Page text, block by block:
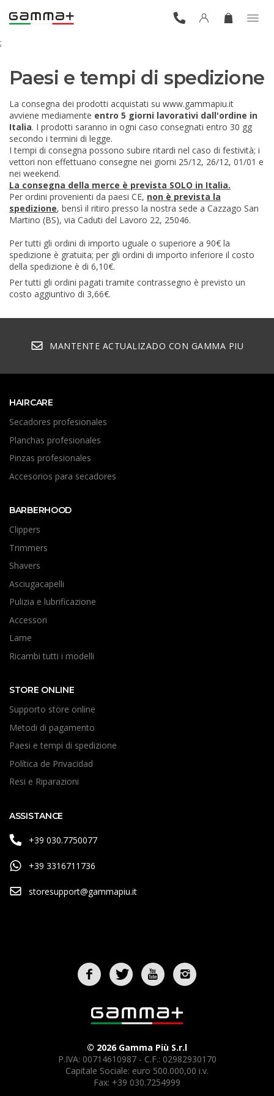
;
Paesi e tempi di spedizione
La consegna dei prodotti acquistati su www.gammapiu.it
avviene mediamente entro 5 giorni lavorativi dall'ordine in
Italia. I prodotti saranno in ogni caso consegnati entro 30 gg
secondo i termini di legge.
I tempi di consegna possono subire ritardi nel caso di festività; i
vettori non effettuano consegne nei giorni 25/12, 26/12, 01/01 e
nei weekend.
La consegna della merce è prevista SOLO in Italia.
Per ordini provenienti da paesi CE, non è prevista la
spedizione, bensì il ritiro presso la nostra sede a Cazzago San
Martino (BS), via Caduti del Lavoro 22, 25046.
Per tutti gli ordini di importo uguale o superiore a 90€ la
spedizione è gratuita; per gli ordini di importo inferiore il costo
della spedizione è di 6,10€.
Per tutti gli ordini pagati tramite contrassegno è previsto un
costo aggiuntivo di 3,66€.
MANTENTE ACTUALIZADO CON GAMMA PIU
HAIRCARE
Secadores profesionales
Planchas profesionales
Pinzas profesionales
Accesorios para secadores
BARBERHOOD
Clippers
Trimmers
Shavers
Asciugacapelli
Pulizia e lubrificazione
Accessori
Lame
Ricambi tutti i modelli
STORE ONLINE
Supporto store online
Metodi di pagamento
Paesi e tempi di spedizione
Política de Privacidad
Resi e Riparazioni
ASSISTANCE
+39 030.7750077
+39 3316711736
storesupport@gammapiu.it
© 2026 Gamma Più S.r.l
P.IVA: 00714610987 - C.F.: 02982930170
Capitale Sociale: euro 500.000,00 i.v.
Fax: +39 030.7254999